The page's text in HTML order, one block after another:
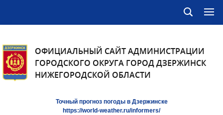
ОФИЦИАЛЬНЫЙ САЙТ АДМИНИСТРАЦИИ
ГОРОДСКОГО ОКРУГА ГОРОД ДЗЕРЖИНСК
НИЖЕГОРОДСКОЙ ОБЛАСТИ
Точный прогноз погоды в Дзержинске
https://world-weather.ru/informers/